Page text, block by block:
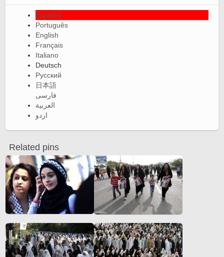
Español
Português
English
Français
Italiano
Deutsch
Русский
日本語
فارسی
العربية
اردو
Related pins